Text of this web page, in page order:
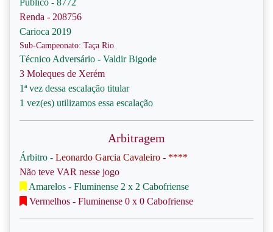
Público - 8772
Renda - 208756
Carioca 2019
Sub-Campeonato: Taça Rio
Técnico Adversário - Valdir Bigode
3 Moleques de Xerém
1ª vez dessa escalação titular
1 vez(es) utilizamos essa escalação
Arbitragem
Árbitro - Leonardo Garcia Cavaleiro - ****
Não teve VAR nesse jogo
Amarelos - Fluminense 2 x 2 Cabofriense
Vermelhos - Fluminense 0 x 0 Cabofriense